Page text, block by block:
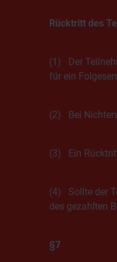
Rücktritt des
(1) Der
für ein
(2) Bei
(3) Ein
(4) Sollte der
des gezahlten
§7